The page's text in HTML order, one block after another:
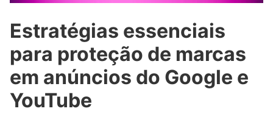
Estratégias essenciais
para proteção de marcas
em anúncios do Google e
YouTube